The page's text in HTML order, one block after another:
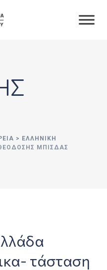
> ΕΛΛΗΝΙΚΗ
ΜΠΙΣΔΑΣ
τάσταση